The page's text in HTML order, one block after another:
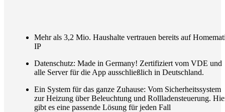
Mehr als 3,2 Mio. Haushalte vertrauen bereits auf
IP
Datenschutz: Made in Germany! Zertifiziert vom VDE und
alle Server für die App ausschließlich in Deutschland.
Ein System für das ganze Zuhause: Vom Sicherheitssystem
zur Heizung über Beleuchtung und Rollladensteuerung.
gibt es eine passende Lösung für jeden Fall